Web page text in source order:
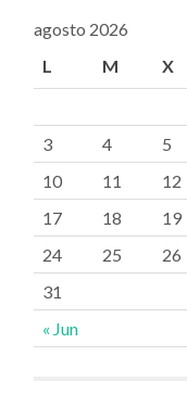
las
entradas
agosto 2026
L
M X
« Jun
3
4 5
10
11 12
17
18 19
24
25 26
31